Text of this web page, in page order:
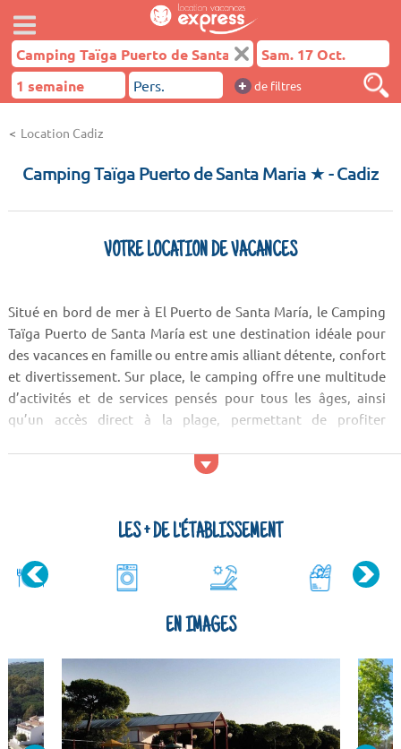
+ de filtres
Location Cadiz
Camping Taïga Puerto de Santa Maria ★- Cadiz
VOTRE LOCATION DE VACANCES
Situé en bord de mer à El Puerto de Santa María, le Camping
Taïga Puerto de Santa María est une destination idéale pour
des vacances en famille ou entre amis alliant détente, confort
et divertissement. Sur place, le camping offre une multitude
d’activités et de services pensés pour tous les âges, ainsi
qu’un accès direct à la plage, permettant de profiter
gaditaine. Activités et services Au Camping Taïga Puerto de
LES + DE L'ÉTABLISSEMENT
EN IMAGES